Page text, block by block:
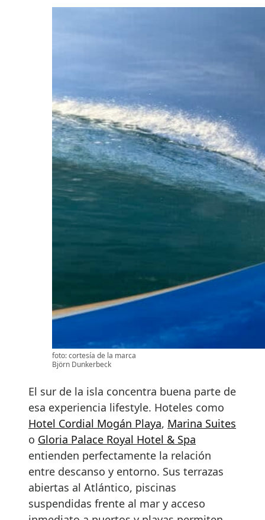
foto: cortesía de la marca
Björn Dunkerbeck
El sur de la isla concentra buena parte de
esa experiencia lifestyle. Hoteles como
Hotel Cordial Mogán Playa, Marina Suites
o Gloria Palace Royal Hotel & Spa
entienden perfectamente la relación
entre descanso y entorno. Sus terrazas
abiertas al Atlántico, piscinas
suspendidas frente al mar y acceso